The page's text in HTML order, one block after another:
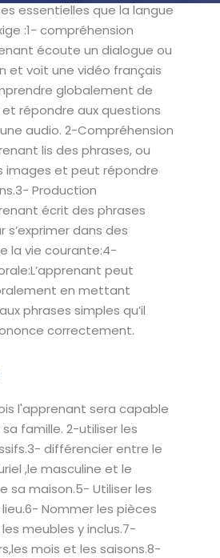
essentielles que la langue
:1- compréhension
écoute un dialogue ou
et voit une vidéo français
globalement de
et répondre aux questions
audio. 2-Compréhension
lis des phrases, ou
images et peut répondre
Production
écrit des phrases
s’exprimer dans des
la vie courante:4-
peut
en mettant
phrases simples qu’il
correctement.
l'apprenant sera capable
famille. 2-utiliser les
différencier entre le
,le masculine et le
sa maison.5- Utiliser les
Nommer les pièces
meubles y inclus.7-
mois et les saisons.8-